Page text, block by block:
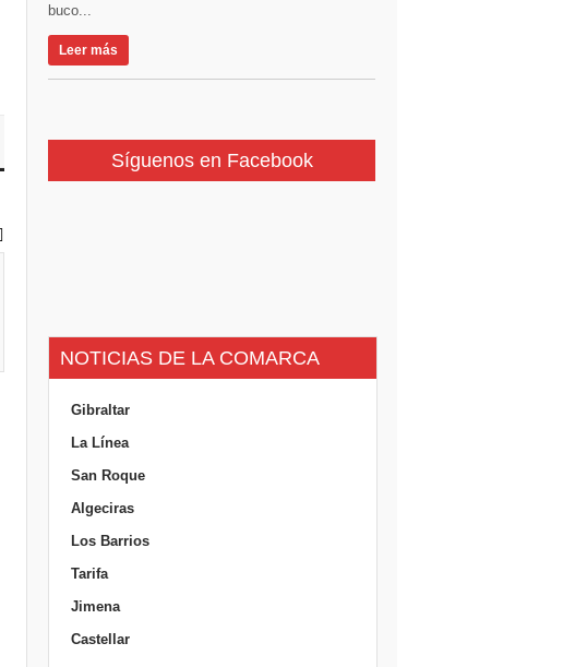
buco...
Leer más
Síguenos en Facebook
NOTICIAS DE LA COMARCA
Gibraltar
La Línea
San Roque
Algeciras
Los Barrios
Tarifa
Jimena
Castellar